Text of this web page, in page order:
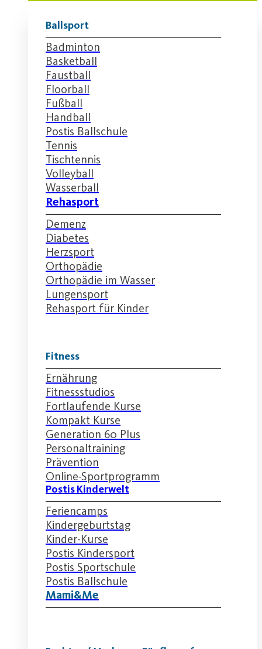
Ballsport
Badminton
Basketball
Faustball
Floorball
Fußball
Handball
Postis Ballschule
Tennis
Tischtennis
Volleyball
Wasserball
Rehasport
Demenz
Diabetes
Herzsport
Orthopädie
Orthopädie im Wasser
Lungensport
Rehasport für Kinder
Fitness
Ernährung
Fitnessstudios
Fortlaufende Kurse
Kompakt Kurse
Generation 60 Plus
Personaltraining
Prävention
Online-Sportprogramm
Postis Kinderwelt
Feriencamps
Kindergeburtstag
Kinder-Kurse
Postis Kindersport
Postis Sportschule
Postis Ballschule
Mami&Me